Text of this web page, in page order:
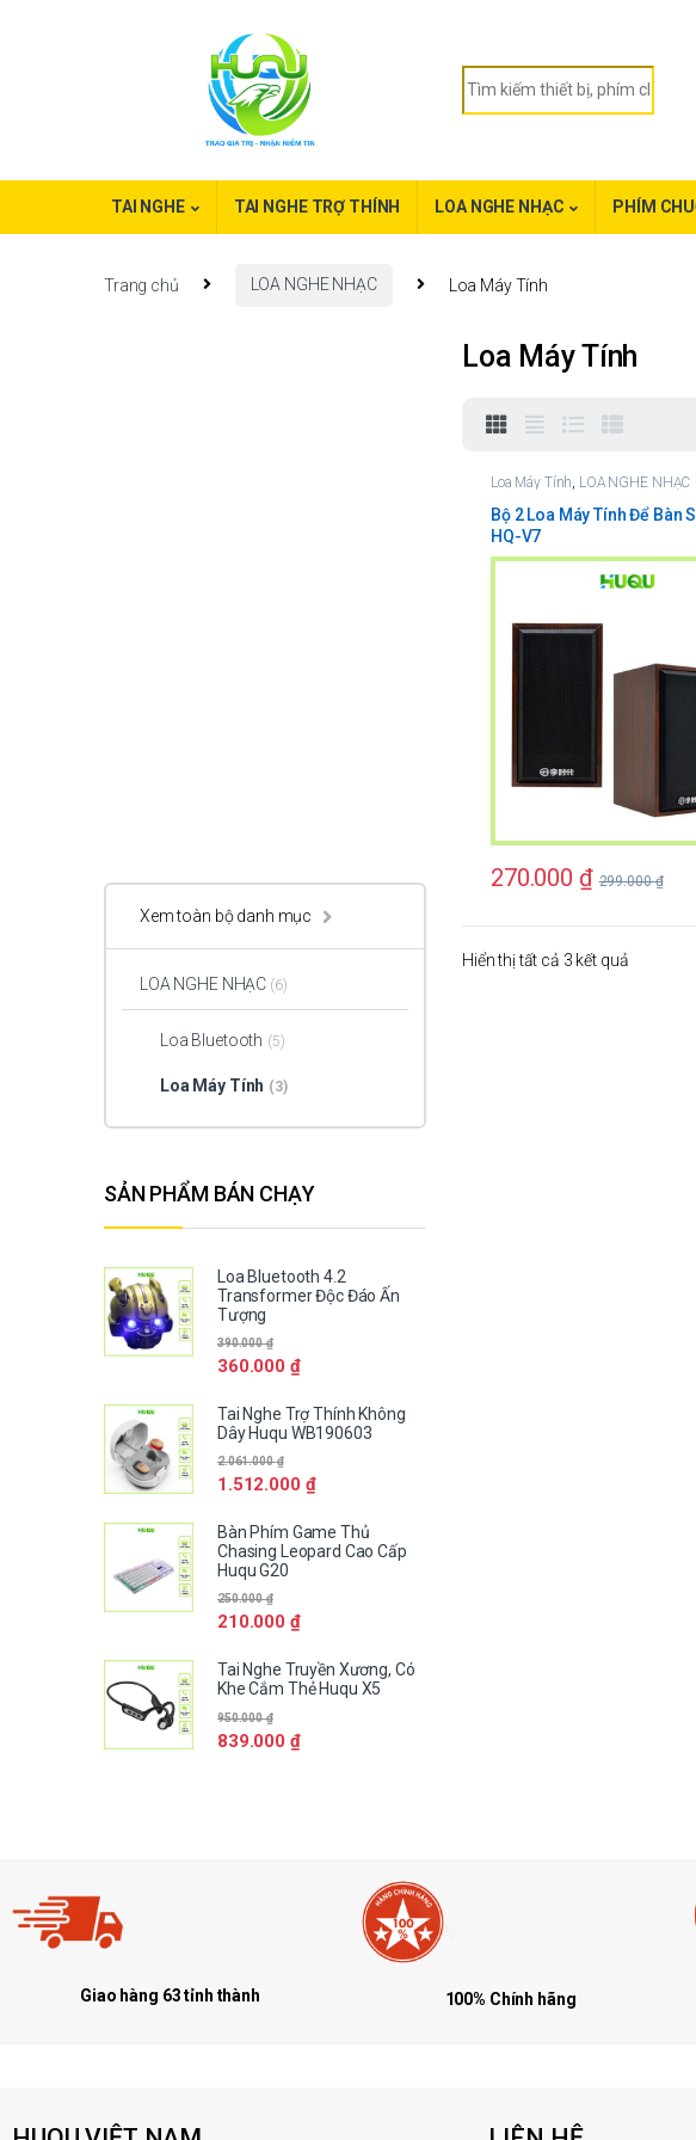
TAI NGHE TAI NGHE TRỢ THÍNH LOA NGHE NHẠC PHÍM
Trang chủ LOA NGHE NHẠC Loa Máy Tính
Loa Máy Tính
Loa Máy Tính, LOA NGHE NHẠC
Bộ 2 Loa Máy Tính Để Bàn
HQ-V7
270.000 ₫ 299.000₫
Hiển thị tất cả 3 kết quả
Xem toàn bộ danh mục
LOA NGHE NHẠC (6)
Loa Bluetooth (5)
Loa Máy Tính (3)
SẢN PHẨM BÁN CHẠY
Loa Bluetooth 4.2
Transformer Độc Đáo Ấn
Tượng
360.000 ₫
390.000₫
Tai Nghe Trợ Thính Không
Dây Huqu WB190603
1.512.000 ₫
2.061.000₫
Bàn Phím Game Thủ
Chasing Leopard Cao Cấp
Huqu G20
210.000 ₫
250.000₫
Tai Nghe Truyền Xương, Có
Khe Cắm Thẻ Huqu X5
839.000 ₫
950.000₫
Giao hàng 63 tỉnh thành 100% Chính hãng